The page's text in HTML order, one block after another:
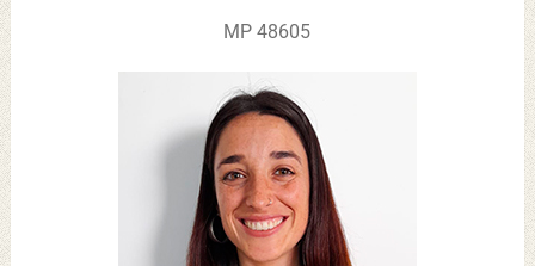
MP 48605